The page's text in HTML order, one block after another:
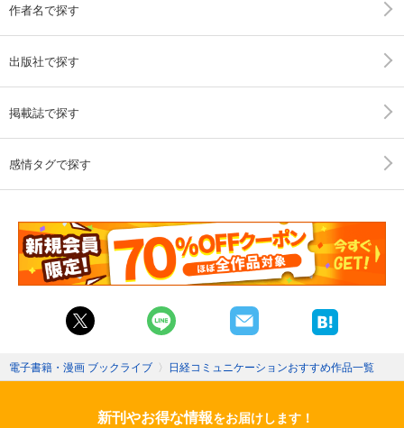
作者名で探す
出版社で探す
掲載誌で探す
感情タグで探す
電子書籍・漫画 ブックライブ 〉 日経コミュニケーションおすすめ作品一覧
新刊やお得な情報をお届けします！